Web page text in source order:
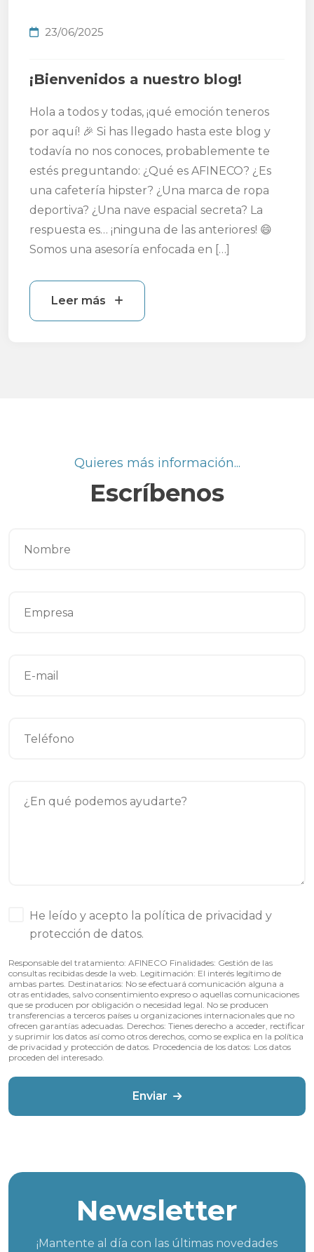
23/06/2025
¡Bienvenidos a nuestro blog!
Hola a todos y todas, ¡qué emoción teneros
por aquí! 🎉 Si has llegado hasta este blog y
todavía no nos conoces, probablemente te
estés preguntando: ¿Qué es AFINECO? ¿Es
una cafetería hipster? ¿Una marca de ropa
deportiva? ¿Una nave espacial secreta? La
respuesta es… ¡ninguna de las anteriores! 😄
Somos una asesoría enfocada en […]
Leer más
Quieres más información...
Escríbenos
He leído y acepto la política de privacidad y
protección de datos.
Responsable del tratamiento: AFINECO Finalidades: Gestión de las
consultas recibidas desde la web. Legitimación: El interés legítimo de
ambas partes. Destinatarios: No se efectuará comunicación alguna a
otras entidades, salvo consentimiento expreso o aquellas comunicaciones
que se producen por obligación o necesidad legal. No se producen
transferencias a terceros países u organizaciones internacionales que no
ofrecen garantías adecuadas. Derechos: Tienes derecho a acceder, rectificar
y suprimir los datos así como otros derechos, como se explica en la política
de privacidad y protección de datos. Procedencia de los datos: Los datos
proceden del interesado.
Enviar
Newsletter
¡Mantente al día con las últimas novedades